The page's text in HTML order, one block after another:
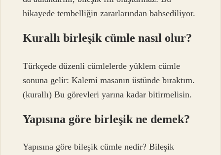
hikayede tembelliğin zararlarından bahsediliyor.
Kurallı birleşik cümle nasıl olur?
Türkçede düzenli cümlelerde yüklem cümle
sonuna gelir: Kalemi masanın üstünde bıraktım.
(kurallı) Bu görevleri yarına kadar bitirmelisin.
Yapısına göre birleşik ne demek?
Yapısına göre bileşik cümle nedir? Bileşik